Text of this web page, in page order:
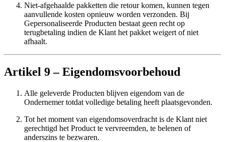
Niet-afgehaalde pakketten die retour komen, kunnen tegen
aanvullende kosten opnieuw worden verzonden. Bij
Gepersonaliseerde Producten bestaat geen recht op
terugbetaling indien de Klant het pakket weigert of niet
afhaalt.
Artikel 9 – Eigendomsvoorbehoud
Alle geleverde Producten blijven eigendom van de
Ondernemer totdat volledige betaling heeft plaatsgevonden.
Tot het moment van eigendomsoverdracht is de Klant niet
gerechtigd het Product te vervreemden, te belenen of
anderszins te bezwaren.